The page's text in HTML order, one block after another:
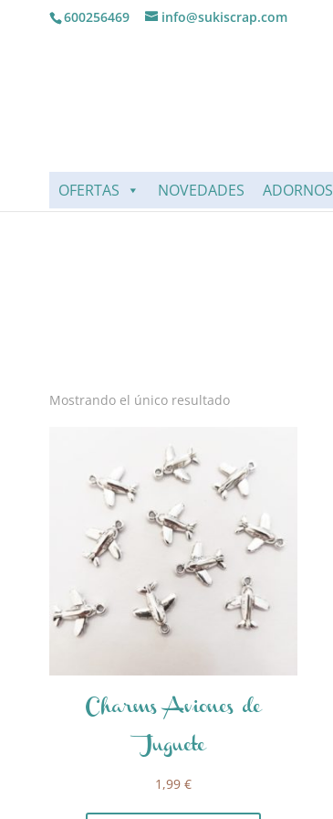
600256469 info@sukiscrap.com
OFERTAS NOVEDADES ADORNOS
Mostrando el único resultado
Charms Aviones de
Juguete
1,99€